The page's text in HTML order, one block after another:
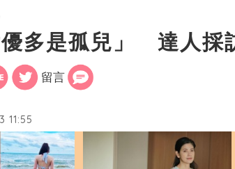
優多是孤兒」 達人
留言
11:55